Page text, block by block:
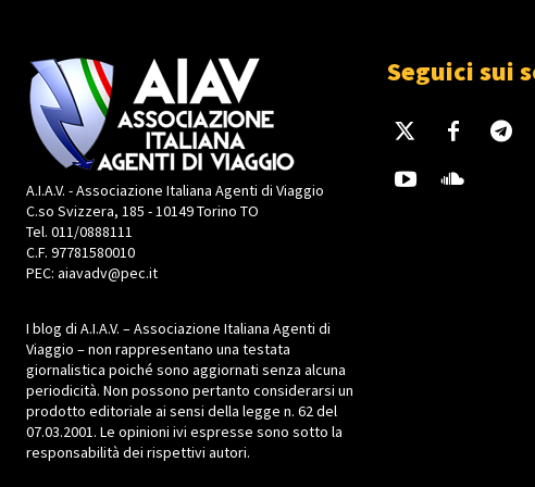
A.I.A.V. - Associazione Italiana Agenti di Viaggio
C.so Svizzera, 185 - 10149 Torino TO
Tel. 011/0888111
C.F. 97781580010
PEC: aiavadv@pec.it
I blog di A.I.A.V. – Associazione Italiana Agenti di
Viaggio – non rappresentano una testata
giornalistica poiché sono aggiornati senza alcuna
periodicità. Non possono pertanto considerarsi un
prodotto editoriale ai sensi della legge n. 62 del
07.03.2001. Le opinioni ivi espresse sono sotto la
responsabilità dei rispettivi autori.
Seguici sui